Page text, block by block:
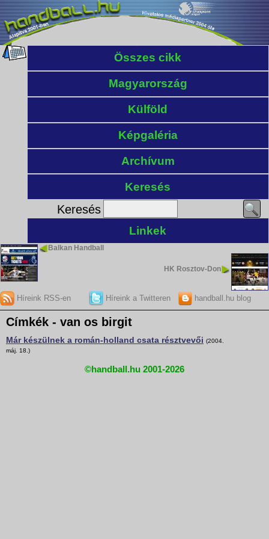
Összes cikk
Magyarország
Külföld
Képgaléria
Archívum
Keresés
Keresés
Linkek
Balkan Handball
HK Rosztov-Don
Híreink RSS-en Híreink a Twitteren handball.hu blog
Címkék - van os birgit
Már készülnek a román-holland csata résztvevői (2004.
máj. 18.)
©handball.hu 2001-2026